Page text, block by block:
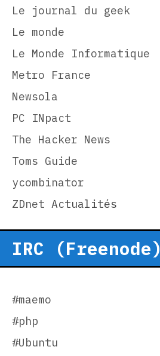
Le journal du geek
Le monde
Le Monde Informatique
Metro France
Newsola
PC INpact
The Hacker News
Toms Guide
ycombinator
ZDnet Actualités
IRC (Freenode)
#maemo
#php
#Ubuntu